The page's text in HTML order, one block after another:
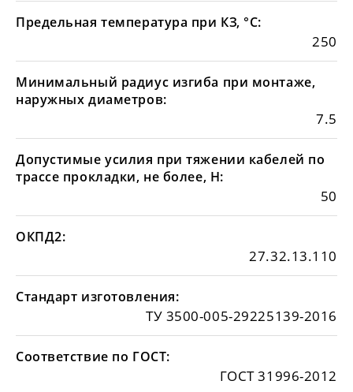
Предельная температура при КЗ, °С:
250
Минимальный радиус изгиба при монтаже,
наружных диаметров:
7.5
Допустимые усилия при тяжении кабелей по
трассе прокладки, не более, Н:
50
ОКПД2:
27.32.13.110
Стандарт изготовления:
ТУ 3500-005-29225139-2016
Соответствие по ГОСТ:
ГОСТ 31996-2012